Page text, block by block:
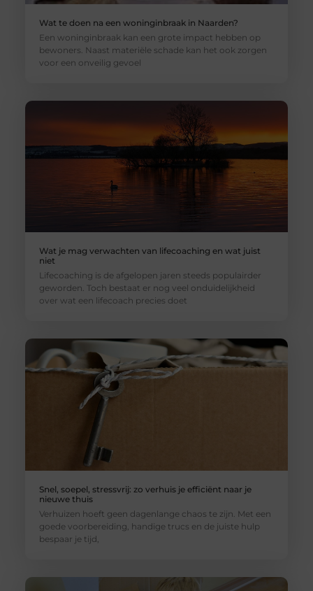
Wat te doen na een woninginbraak in Naarden?
Een woninginbraak kan een grote impact hebben op
bewoners. Naast materiële schade kan het ook zorgen
voor een onveilig gevoel
Wat je mag verwachten van lifecoaching en wat juist
niet
Lifecoaching is de afgelopen jaren steeds populairder
geworden. Toch bestaat er nog veel onduidelijkheid
over wat een lifecoach precies doet
Snel, soepel, stressvrij: zo verhuis je efficiënt naar je
nieuwe thuis
Verhuizen hoeft geen dagenlange chaos te zijn. Met een
goede voorbereiding, handige trucs en de juiste hulp
bespaar je tijd,